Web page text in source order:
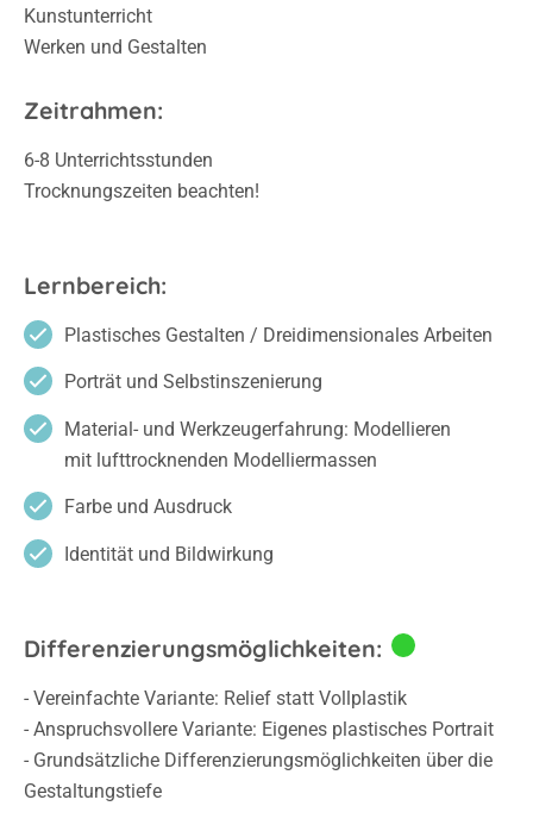
Kunstunterricht
Werken und Gestalten
Zeitrahmen:
6-8 Unterrichtsstunden
Trocknungszeiten beachten!
Lernbereich:
Plastisches Gestalten / Dreidimensionales Arbeiten
Porträt und Selbstinszenierung
Material- und Werkzeugerfahrung: Modellieren
mit lufttrocknenden Modelliermassen
Farbe und Ausdruck
Identität und Bildwirkung
Differenzierungsmöglichkeiten:
- Vereinfachte Variante: Relief statt Vollplastik
- Anspruchsvollere Variante: Eigenes plastisches Portrait
- Grundsätzliche Differenzierungsmöglichkeiten über die
Gestaltungstiefe